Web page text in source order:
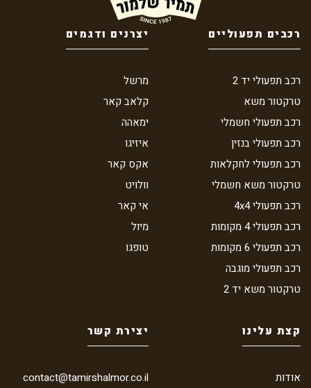
רכבים תפעוליים
רכב תפעולי יד 2
טרקטור משא
רכב תפעולי חשמלי
רכב תפעולי בנזין
רכב תפעולי לחקלאות
טרקטור משא חשמלי
רכב תפעולי 4x4
רכב תפעולי 4 מקומות
רכב תפעולי 6 מקומות
רכב תפעולי מוגבה
טרקטור משא יד 2
יצרנים ודגמים
מרשל
קלאב קאר
ימאהה
איזיגו
אקס קאר
וולויט
אי קאר
מיול
טופגו
קצת עלינו
אודות
יצירת קשר
contact@tamirshalmor.co.il